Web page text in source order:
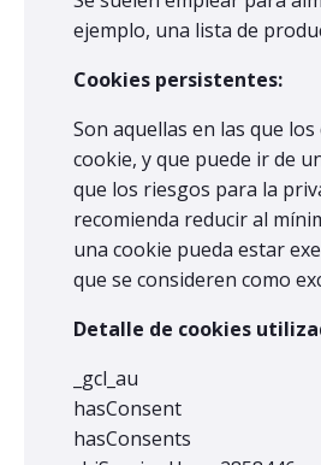
ejemplo, una lista de
Cookies persistentes:
Son aquellas en las que
cookie, y que puede ir de
que los riesgos para la
recomienda reducir al
una cookie pueda estar
que se consideren como
Detalle de cookies
_gcl_au
hasConsent
hasConsents